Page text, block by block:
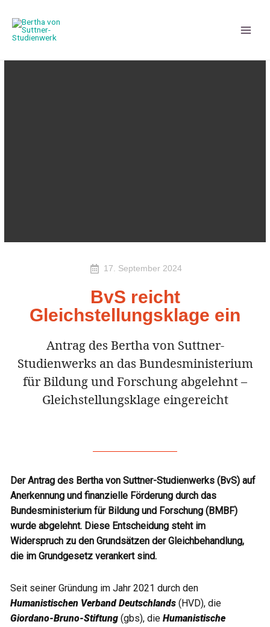
17. September 2024
BvS reicht
Gleichstellungsklage ein
Antrag des Bertha von Suttner-
Studienwerks an das Bundesministerium
für Bildung und Forschung abgelehnt –
Gleichstellungsklage eingereicht
Der Antrag des Bertha von Suttner-Studienwerks (BvS) auf
Anerkennung und finanzielle Förderung durch das
Bundesministerium für Bildung und Forschung (BMBF)
wurde abgelehnt. Diese Entscheidung steht im
Widerspruch zu den Grundsätzen der Gleichbehandlung,
die im Grundgesetz verankert sind.
Seit seiner Gründung im Jahr 2021 durch den
Humanistischen Verband Deutschlands (HVD), die
Giordano-Bruno-Stiftung (gbs), dieHumanistische